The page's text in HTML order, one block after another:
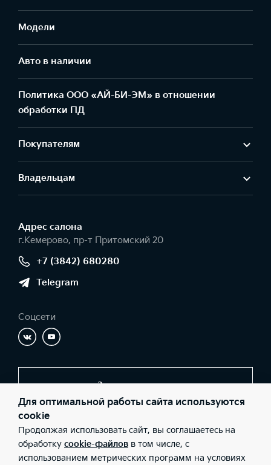
Модели
Авто в наличии
Политика ООО «АЙ-БИ-ЭМ» в отношении
обработки ПД
Покупателям
Владельцам
Адрес салонa
г.Кемерово, пр-т Притомский 20
+7 (3842) 680280
Telegram
Соцсети
Заказать звонок
© 2026 Юридические лица ООО «Ай-Би-Эм» (Фактический
адрес: г.Кемерово, пр-т Притомский 20; Телефон: +7 (3842)
680280; ИНН: 4207055973; ОГРН: 1024200717320), ООО «Киа
Россия и СНГ» (Фактический адрес: г.Москва, Валовая 26;
Для оптимальной работы сайта используются
cookie
Продолжая использовать сайт, вы соглашаетесь на
обработку cookie-файлов в том числе, с
использованием метрических программ на условиях